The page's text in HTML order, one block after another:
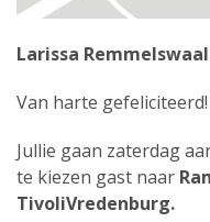
Larissa
Van harte gefeliciteerd!
Jullie gaan zaterdag
te kiezen gast naar
TivoliVredenburg.